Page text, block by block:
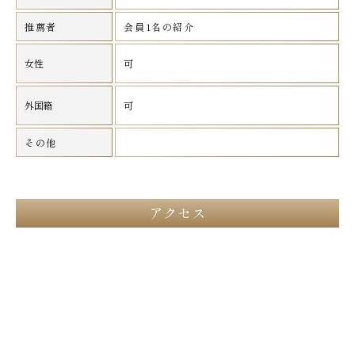
推薦者 会員1名の紹介
女性 可
外国籍 可
その他
アクセス